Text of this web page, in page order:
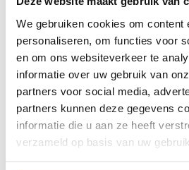
We gebruiken cookies om content
personaliseren, om functies voor
en om ons websiteverkeer te
informatie over uw gebruik van
partners voor social media,
partners kunnen deze gegevens
informatie die u aan ze heeft
verzameld op basis van uw
Staalkabel gebundeld Rvs
10m
0 klantbeoordelingen
33,95 Op voorraad